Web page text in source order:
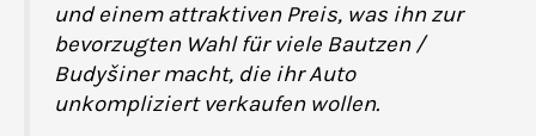
und einem attraktiven Preis, was ihn zur
bevorzugten Wahl für viele Bautzen /
Budyšiner macht, die ihr Auto
unkompliziert verkaufen wollen.